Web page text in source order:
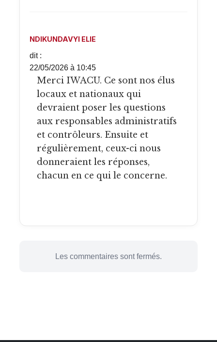
NDIKUNDAVYI ELIE
dit :
22/05/2026 à 10:45
Merci IWACU. Ce sont nos élus
locaux et nationaux qui
devraient poser les questions
aux responsables administratifs
et contrôleurs. Ensuite et
régulièrement, ceux-ci nous
donneraient les réponses,
chacun en ce qui le concerne.
Les commentaires sont fermés.